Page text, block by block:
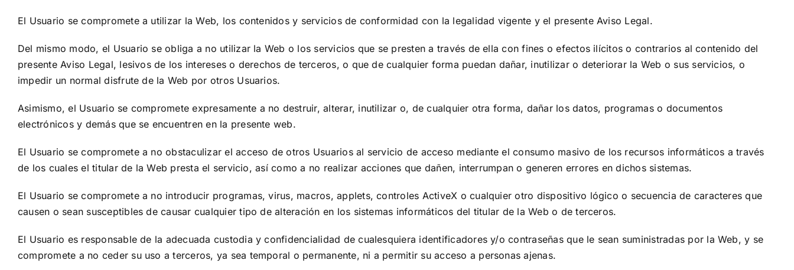
El Usuario se compromete a utilizar la Web, los contenidos y servicios de conformidad con la legalidad vigente y el presente Aviso Legal.
Del mismo modo, el Usuario se obliga a no utilizar la Web o los servicios que se presten a través de ella con fines o efectos ilícitos o contrarios al contenido del
presente Aviso Legal, lesivos de los intereses o derechos de terceros, o que de cualquier forma puedan dañar, inutilizar o deteriorar la Web o sus servicios, o
impedir un normal disfrute de la Web por otros Usuarios.
Asimismo, el Usuario se compromete expresamente a no destruir, alterar, inutilizar o, de cualquier otra forma, dañar los datos, programas o documentos
electrónicos y demás que se encuentren en la presente web.
El Usuario se compromete a no obstaculizar el acceso de otros Usuarios al servicio de acceso mediante el consumo masivo de los recursos informáticos a través
de los cuales el titular de la Web presta el servicio, así como a no realizar acciones que dañen, interrumpan o generen errores en dichos sistemas.
El Usuario se compromete a no introducir programas, virus, macros, applets, controles ActiveX o cualquier otro dispositivo lógico o secuencia de caracteres que
causen o sean susceptibles de causar cualquier tipo de alteración en los sistemas informáticos del titular de la Web o de terceros.
El Usuario es responsable de la adecuada custodia y confidencialidad de cualesquiera identificadores y/o contraseñas que le sean suministradas por la Web, y se
compromete a no ceder su uso a terceros, ya sea temporal o permanente, ni a permitir su acceso a personas ajenas.